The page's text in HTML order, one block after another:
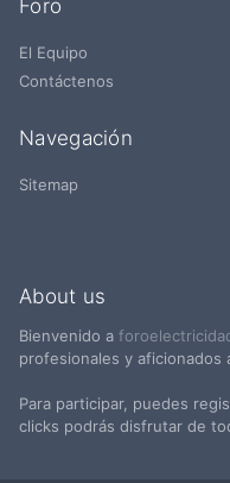
Foro
El Equipo
Contáctenos
Navegación
Sitemap
About us
Bienvenido a
profesionales y aficionados
Para participar, puedes
clicks podrás disfrutar de